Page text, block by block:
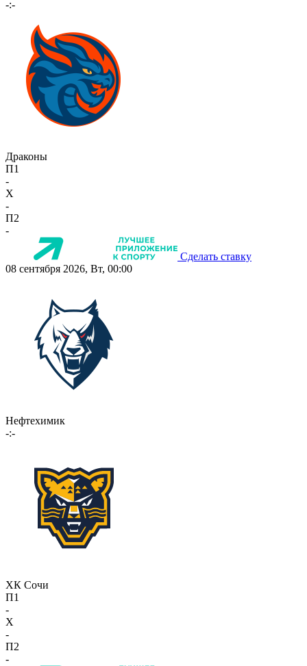
-:-
Драконы
П1
-
X
-
П2
-
Сделать ставку
08 сентября 2026, Вт, 00:00
Нефтехимик
-:-
ХК Сочи
П1
-
X
-
П2
-